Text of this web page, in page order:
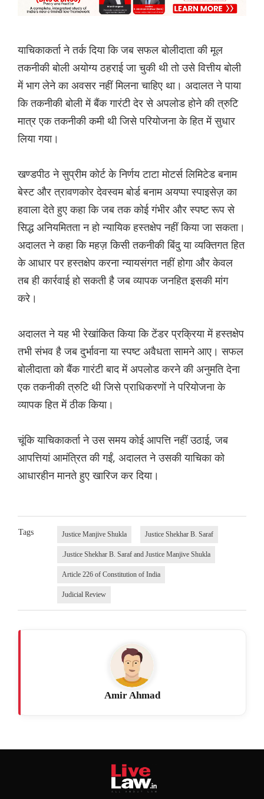
याचिकाकर्ता ने तर्क दिया कि जब सफल बोलीदाता की मूल
तकनीकी बोली अयोग्य ठहराई जा चुकी थी तो उसे वित्तीय बोली
में भाग लेने का अवसर नहीं मिलना चाहिए था। अदालत ने पाया
कि तकनीकी बोली में बैंक गारंटी देर से अपलोड होने की त्रुटि
मात्र एक तकनीकी कमी थी जिसे परियोजना के हित में सुधार
लिया गया।
खण्डपीठ ने सुप्रीम कोर्ट के निर्णय टाटा मोटर्स लिमिटेड बनाम
बेस्ट और त्रावणकोर देवस्वम बोर्ड बनाम अयप्पा स्पाइसेज़ का
हवाला देते हुए कहा कि जब तक कोई गंभीर और स्पष्ट रूप से
सिद्ध अनियमितता न हो न्यायिक हस्तक्षेप नहीं किया जा सकता।
अदालत ने कहा कि महज़ किसी तकनीकी बिंदु या व्यक्तिगत हित
के आधार पर हस्तक्षेप करना न्यायसंगत नहीं होगा और केवल
तब ही कार्रवाई हो सकती है जब व्यापक जनहित इसकी मांग
करे।
अदालत ने यह भी रेखांकित किया कि टेंडर प्रक्रिया में हस्तक्षेप
तभी संभव है जब दुर्भावना या स्पष्ट अवैधता सामने आए। सफल
बोलीदाता को बैंक गारंटी बाद में अपलोड करने की अनुमति देना
एक तकनीकी त्रुटि थी जिसे प्राधिकरणों ने परियोजना के
व्यापक हित में ठीक किया।
चूंकि याचिकाकर्ता ने उस समय कोई आपत्ति नहीं उठाई, जब
आपत्तियां आमंत्रित की गईं, अदालत ने उसकी याचिका को
आधारहीन मानते हुए खारिज कर दिया।
Tags Justice Manjive Shukla Justice Shekhar B. Saraf
.Justice Shekhar B. Saraf and Justice Manjive Shukla
Article 226 of Constitution of India
Judicial Review
Amir Ahmad